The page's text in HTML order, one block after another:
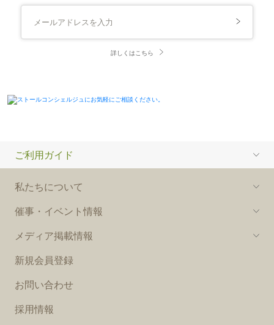
詳しくはこちら
ご利用ガイド
私たちについて
催事・イベント情報
メディア掲載情報
新規会員登録
お問い合わせ
採用情報